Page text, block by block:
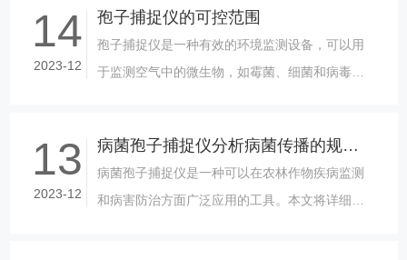
14
2023-12
孢子捕捉仪的可控范围
孢子捕捉仪是一种有效的环境监测设备，可以用
于监测空气中的微生物，如霉菌、细菌和病毒
13
2023-12
病菌孢子捕捉仪分析病菌传播的规律和趋势
病菌孢子捕捉仪是一种可以在农林作物疾病监测
和病害防治方面广泛应用的工具。本文将详细介